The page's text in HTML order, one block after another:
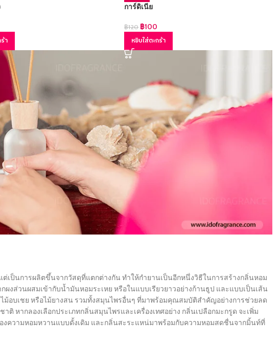
า
การ์ดิเนีย
฿120 ฿100
หยิบใส่ตะกร้า
เป็นการผลิตขึ้นจากวัสดุที่แตกต่างกัน ทำให้กำยานเป็นอีกหนึ่งวิธีในการสร้างกลิ่นหอม
งส่วนผสมเข้ากับน้ำมันหอมระเหย หรือในแบบเรียวยาวอย่างก้านธูป และแบบเป็นเส้น
อบเชย หรือไม้ยางสน รวมทั้งสมุนไพรอื่นๆ ที่มาพร้อมคุณสมบัติสำคัญอย่างการช่วยลด
หากลองเลือกประเภทกลิ่นสมุนไพรและเครื่องเทศอย่าง กลิ่นเปลือกมะกรูด จะเพิ่ม
งความหอมหวานแบบดั้งเดิม และกลิ่นสะระแหน่มาพร้อมกับความหอมสดชื่นจากมิ้นท์ที่